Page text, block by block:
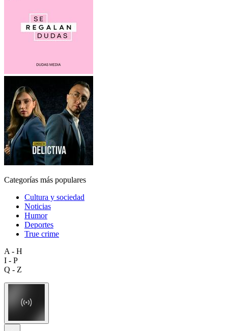
Categorías más populares
Cultura y sociedad
Noticias
Humor
Deportes
True crime
A - H
I - P
Q - Z